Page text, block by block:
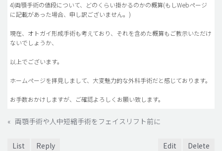
4)両顎手術の値段について、どのくらい掛かるのかの概算(もしWebページ
に記載があった場合、申し訳ございません。)
現在、オトガイ形成手術も考えており、それを含めた概算もご教示いただけ
ないでしょうか、
以上でございます。
ホームページを拝見しまして、大変魅力的な外科手術だと感じております。
お手数おかけしますが、ご確認よろしくお願い致します。
« 両顎手術や人中短縮手術をフェイスリフト前に
List Reply Edit Delete